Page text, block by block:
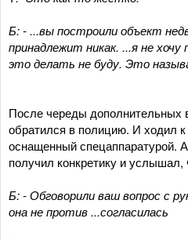
Б: - ...вы построили объект
принадлежит никак. ...я не
это делать не буду. Это
После череды дополнительных
обратился в полицию. И ходил
оснащенный спецаппаратурой. А
получил конкретику и услышал,
Б: - Обговорили ваш вопрос с
она не против ...согласилась